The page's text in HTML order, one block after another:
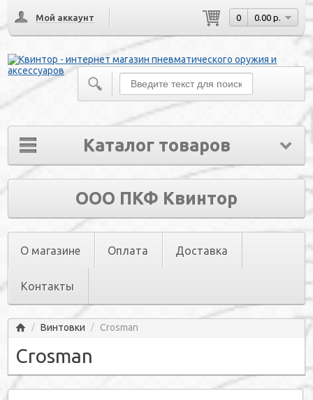
Мой аккаунт 0 0.00 р.
Каталог товаров
ООО ПКФ Квинтор
О магазине Оплата Доставка
Контакты
Главная
/ Винтовки / Crosman
Crosman